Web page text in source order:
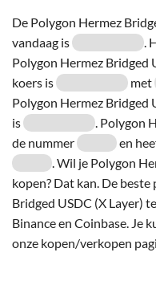
De Polygon Hermez
vandaag is
.
Polygon Hermez Bridged
koers is
met
Polygon Hermez Bridged
is
. Polygon
de nummer
en
. Wil je Polygon
kopen? Dat kan. De
Bridged USDC (X Layer)
Binance en Coinbase. Je
onze kopen/verkopen